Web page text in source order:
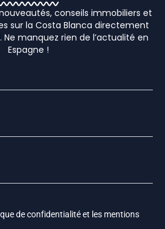
conseils immobiliers et
sur la Costa Blanca directement
manquez rien de l’actualité en
Espagne !
de confidentialitéet les mentions